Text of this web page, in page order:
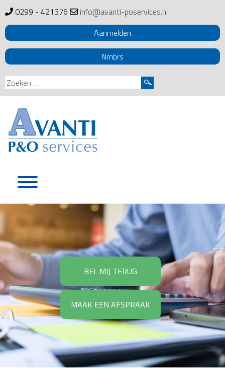
0299 - 421376
info@avanti-poservices.nl
Aanmelden
Nmbrs
Zoeken
naar:
BEL MIJ TERUG
MAAK EEN AFSPRAAK